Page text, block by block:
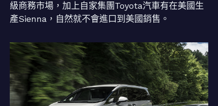
級商務市場，加上自家集團Toyota汽車有在美國生
產Sienna，自然就不會進口到美國銷售。